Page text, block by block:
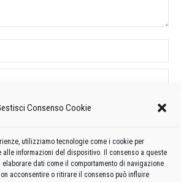
Consenso Cookie
utilizziamo tecnologie come i cookie per
alle informazioni del dispositivo. Il consenso a queste
dati come il comportamento di navigazione
acconsentire o ritirare il consenso può influire
POST
per ridurre lo spam.Scopri come vengono